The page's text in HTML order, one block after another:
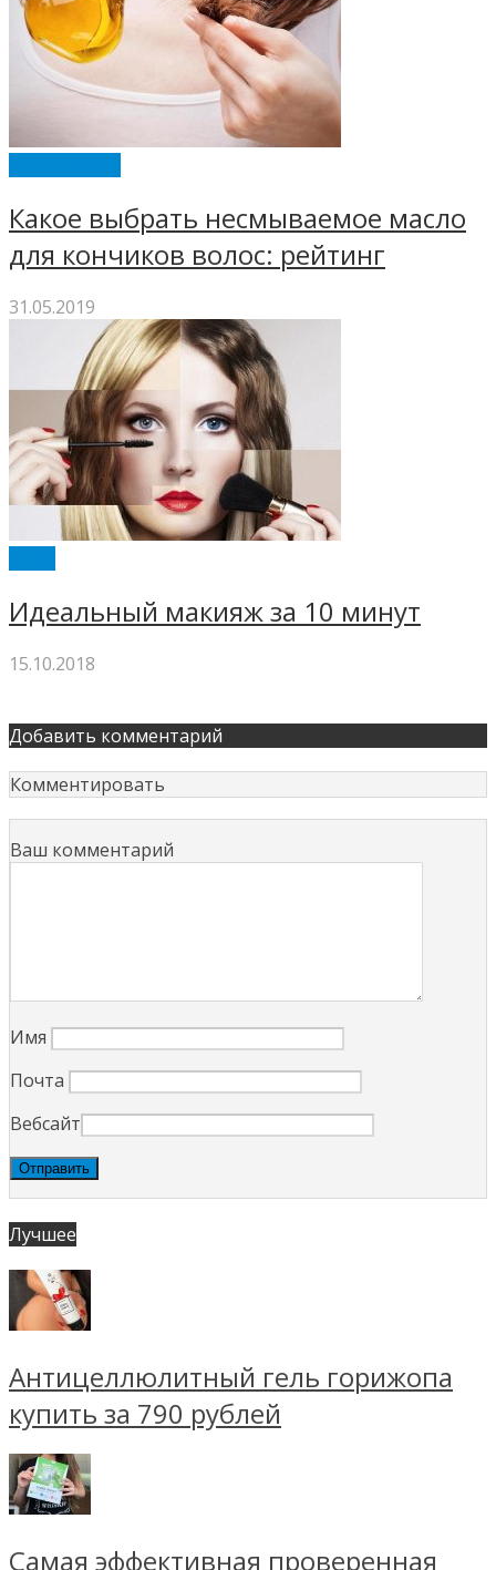
Какое выбрать несмываемое масло
для кончиков волос: рейтинг
31.05.2019
Идеальный макияж за 10 минут
15.10.2018
Добавить комментарий
Комментировать
Ваш комментарий
Имя
Почта
Вебсайт
Лучшее
Антицеллюлитный гель горижопа
купить за 790 рублей
Самая эффективная проверенная